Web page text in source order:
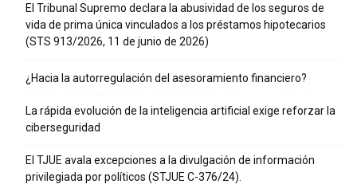
El Tribunal Supremo declara la abusividad de los seguros de
vida de prima única vinculados a los préstamos hipotecarios
(STS 913/2026, 11 de junio de 2026)
¿Hacia la autorregulación del asesoramiento financiero?
La rápida evolución de la inteligencia artificial exige reforzar la
ciberseguridad
El TJUE avala excepciones a la divulgación de información
privilegiada por políticos (STJUE C-376/24).